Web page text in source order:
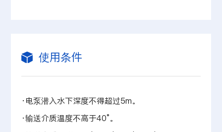
使用条件
·电泵潜入水下深度不得超过5m。
·输送介质温度不高于40°。